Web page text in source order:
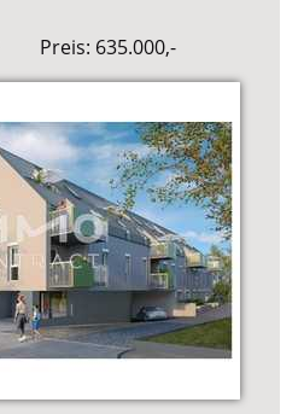
Preis: 635.000,-